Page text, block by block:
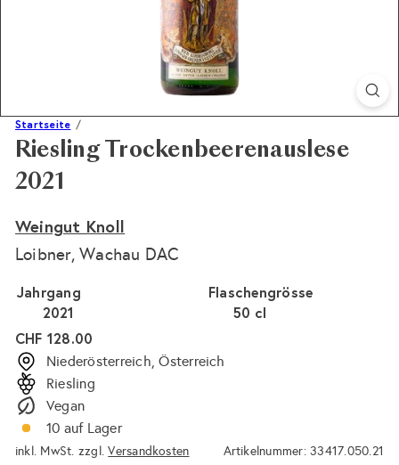
Startseite
Riesling Trockenbeerenauslese
2021
Weingut Knoll
Loibner, Wachau DAC
Flaschengrösse
50 cl
Jahrgang
2021
Normaler
Preis
CHF 128.00
Niederösterreich, Österreich
Riesling
Vegan
10 auf Lager
inkl. MwSt. zzgl.Versandkosten Artikelnummer: 33417.050.21